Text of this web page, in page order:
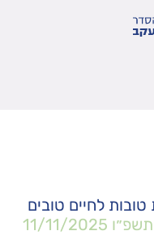
טובות לחיים טובים
11/11/2025